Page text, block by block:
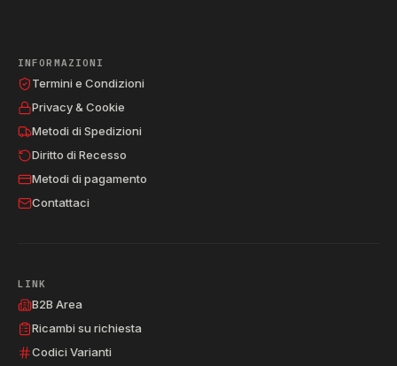
INFORMAZIONI
Termini e Condizioni
Privacy & Cookie
Metodi di Spedizioni
Diritto di Recesso
Metodi di pagamento
Contattaci
LINK
B2B Area
Ricambi su richiesta
Codici Varianti